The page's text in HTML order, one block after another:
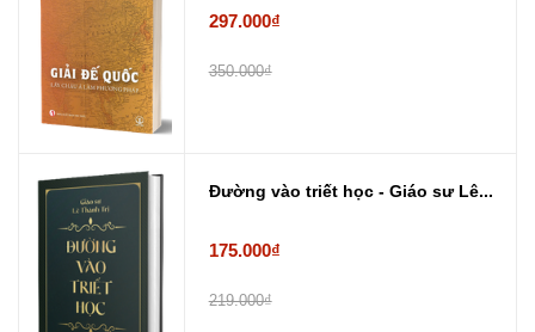
297.000₫
350.000₫
Đường vào triết học - Giáo sư Lê...
175.000₫
219.000₫